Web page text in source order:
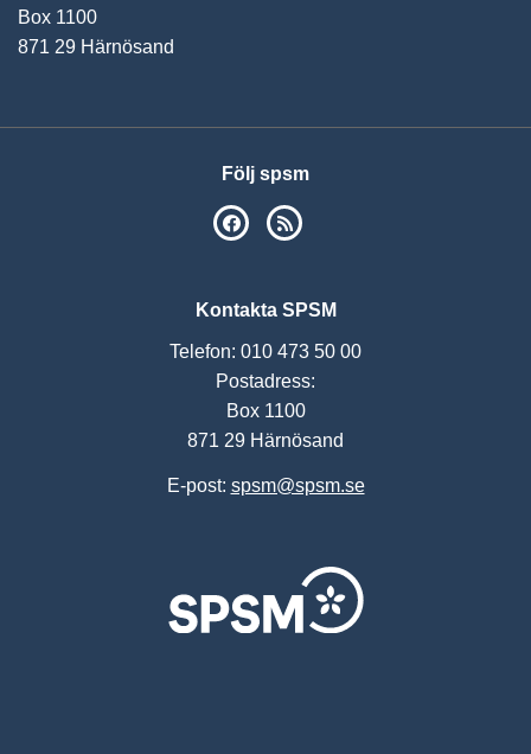
Box 1100
871 29 Härnösand
Följ spsm
SPSM på Facebook
Kontakta SPSM
Telefon: 010 473 50 00
Postadress:
Box 1100
871 29 Härnösand
E-post: spsm@spsm.se